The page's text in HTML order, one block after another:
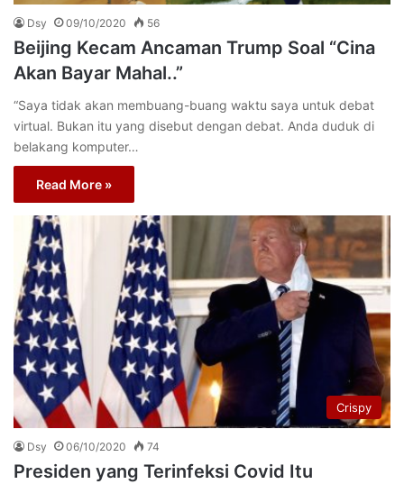
Dsy 09/10/2020 56
Beijing Kecam Ancaman Trump Soal “Cina
Akan Bayar Mahal..”
“Saya tidak akan membuang-buang waktu saya untuk debat
virtual. Bukan itu yang disebut dengan debat. Anda duduk di
belakang komputer…
Read More »
Crispy
Dsy 06/10/2020 74
Presiden yang Terinfeksi Covid Itu